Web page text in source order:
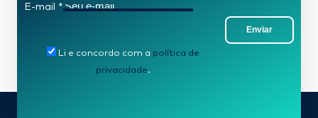
E-mail *
Enviar
Li e concordo com a política de
privacidade.